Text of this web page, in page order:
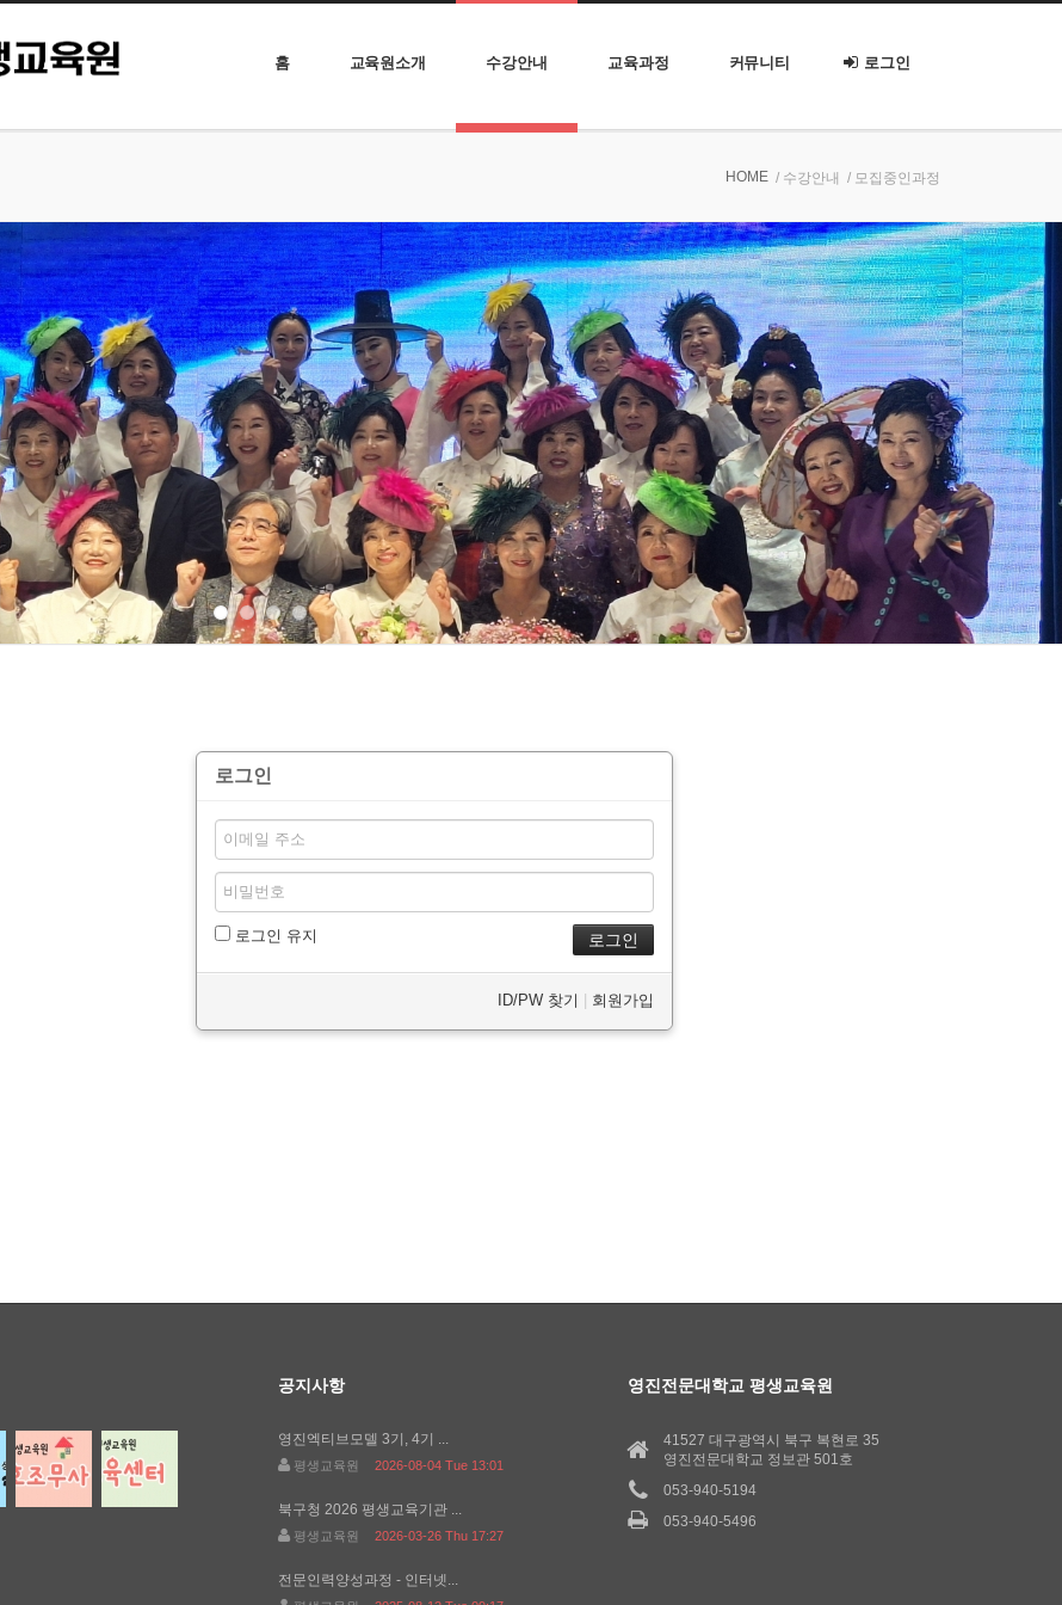
홈 교육원소개 수강안내 교육과정 커뮤니티 로그인
HOME / 수강안내 / 모집중인과정
로그인
로그인 유지
ID/PW 찾기 회원가입
공지사항
영진엑티브모델 3기, 4기 ...
평생교육원 2026-08-04 Tue 13:01
북구청 2026 평생교육기관 ...
평생교육원 2026-03-26 Thu 17:27
전문인력양성과정 - 인터넷...
영진전문대학교 평생교육원
41527 대구광역시 북구 복현로 35
영진전문대학교 정보관 501호
053-940-5194
053-940-5496